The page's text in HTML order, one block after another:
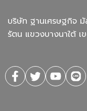
บริษัท ฐานเศรษฐกิจ
รัตน แขวงบางนาใต้